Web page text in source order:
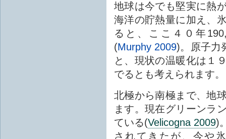
地球は今でも堅実に熱
海洋の貯熱量に加え、
ると、ここ４０年
(Murphy 2009)。原子力
と、現状の温暖化は１
でるとも考えられます。
北極から南極まで、地
ます。現在グリーンラ
ている(Velicogna 2009)
されてきたが、今や